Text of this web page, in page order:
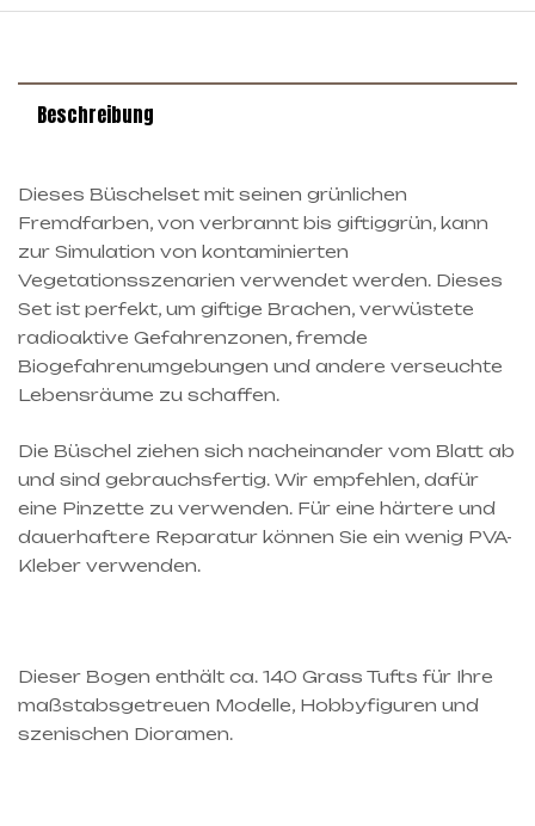
Beschreibung
Dieses Büschelset mit seinen grünlichen
Fremdfarben, von verbrannt bis giftiggrün, kann
zur Simulation von kontaminierten
Vegetationsszenarien verwendet werden. Dieses
Set ist perfekt, um giftige Brachen, verwüstete
radioaktive Gefahrenzonen, fremde
Biogefahrenumgebungen und andere verseuchte
Lebensräume zu schaffen.
Die Büschel ziehen sich nacheinander vom Blatt ab
und sind gebrauchsfertig. Wir empfehlen, dafür
eine Pinzette zu verwenden. Für eine härtere und
dauerhaftere Reparatur können Sie ein wenig PVA-
Kleber verwenden.
Dieser Bogen enthält ca. 140 Grass Tufts für Ihre
maßstabsgetreuen Modelle, Hobbyfiguren und
szenischen Dioramen.